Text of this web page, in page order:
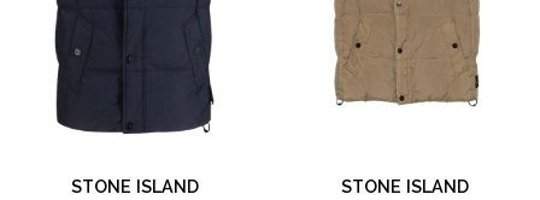
STONE ISLAND STONE ISLAND